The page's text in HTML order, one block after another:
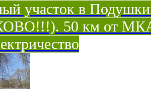
участок в
50 км от